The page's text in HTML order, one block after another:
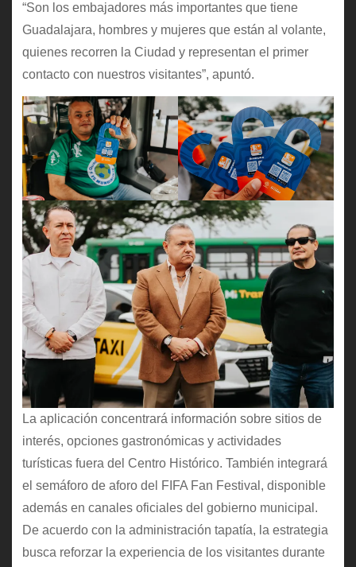
“Son los embajadores más importantes que tiene
Guadalajara, hombres y mujeres que están al volante,
quienes recorren la Ciudad y representan el primer
contacto con nuestros visitantes”, apuntó.
La aplicación concentrará información sobre sitios de
interés, opciones gastronómicas y actividades
turísticas fuera del Centro Histórico. También integrará
el semáforo de aforo del FIFA Fan Festival, disponible
además en canales oficiales del gobierno municipal.
De acuerdo con la administración tapatía, la estrategia
busca reforzar la experiencia de los visitantes durante